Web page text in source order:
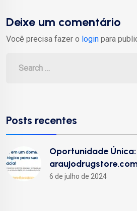
Deixe um comentário
Você precisa fazer o login para
Posts recentes
Oportunidade
6 de julho de 2024